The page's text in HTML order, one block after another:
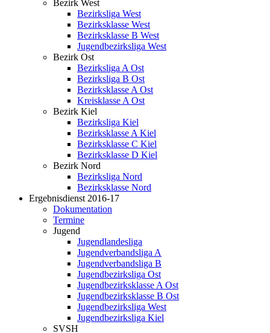
Bezirk West
Bezirksliga West
Bezirksklasse West
Bezirksklasse B West
Jugendbezirksliga West
Bezirk Ost
Bezirksliga A Ost
Bezirksliga B Ost
Bezirksklasse A Ost
Kreisklasse A Ost
Bezirk Kiel
Bezirksliga Kiel
Bezirksklasse A Kiel
Bezirksklasse C Kiel
Bezirksklasse D Kiel
Bezirk Nord
Bezirksliga Nord
Bezirksklasse Nord
Ergebnisdienst 2016-17
Dokumentation
Termine
Jugend
Jugendlandesliga
Jugendverbandsliga A
Jugendverbandsliga B
Jugendbezirksliga Ost
Jugendbezirksklasse A Ost
Jugendbezirksklasse B Ost
Jugendbezirksliga West
Jugendbezirksliga Kiel
SVSH